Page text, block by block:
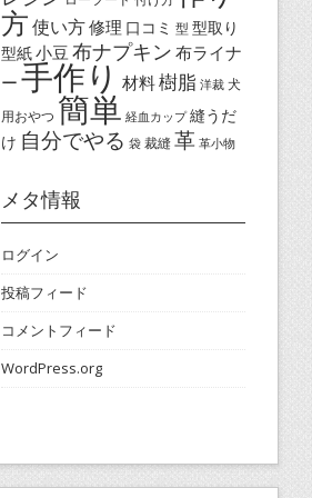
方使い方修理 口コミ 型 型取り
型紙小豆 布ナプキン 布ライナ
ー 手作り 材料樹脂 洋裁 犬
用おやつ 簡単 経血カップ 縫うだ
け 自分でやる 袋 裁縫革 革小物
メタ情報
ログイン
投稿フィード
コメントフィード
WordPress.org